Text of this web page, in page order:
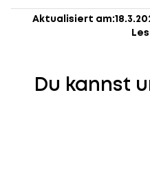
Aktualisiert am:
Du kannst